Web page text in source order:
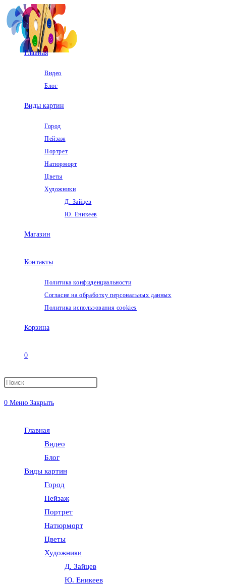
Перейти
к
содержимому
Главная
Видео
Блог
Виды картин
Город
Пейзаж
Портрет
Натюрморт
Цветы
Художники
Д. Зайцев
Ю. Еникеев
Магазин
Контакты
Политика конфиденциальности
Согласие на обработку персональных данных
Политика использования cookies
Корзина
0
Переключить
0 Меню Закрыть
Главная
Видео
Блог
Виды картин
Город
Пейзаж
Портрет
Натюрморт
Цветы
Художники
Д. Зайцев
Ю. Еникеев